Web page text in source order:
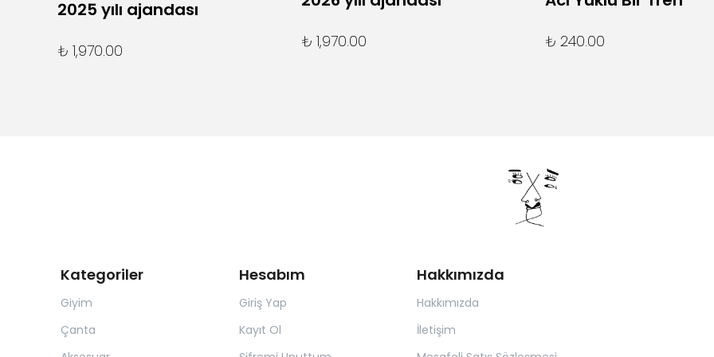
2025 yılı ajandası
₺ 1,970.00 ₺ 1,970.00 ₺ 240.00
Kategoriler
Giyim
Çanta
Hesabım
Giriş Yap
Kayıt Ol
Hakkımızda
Hakkımızda
İletişim